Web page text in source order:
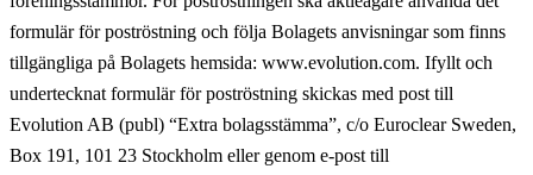
formulär för poströstning och följa Bolagets anvisningar som finns
tillgängliga på Bolagets hemsida: www.evolution.com. Ifyllt och
undertecknat formulär för poströstning skickas med post till
Evolution AB (publ) “Extra bolagsstämma”, c/o Euroclear Sweden,
Box 191, 101 23 Stockholm eller genom e-post till